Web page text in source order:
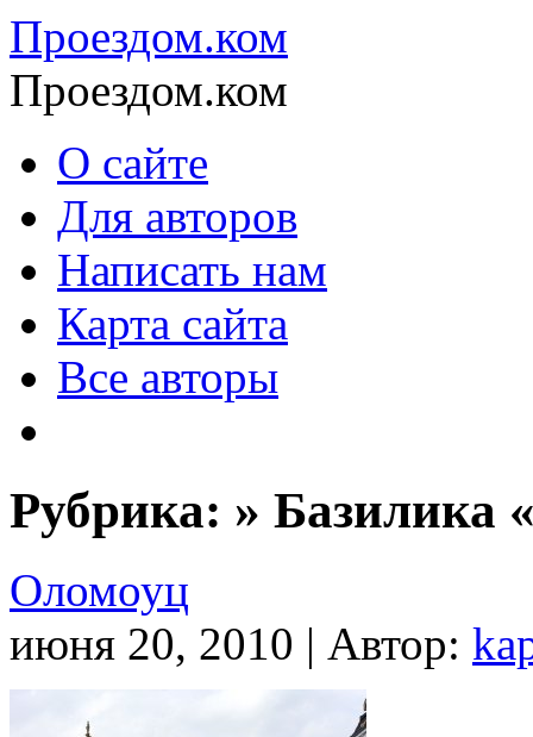
Проездом.ком
Проездом.ком
О сайте
Для авторов
Написать нам
Карта сайта
Все авторы
Рубрика: » Базилика
Оломоуц
июня 20, 2010 | Автор: